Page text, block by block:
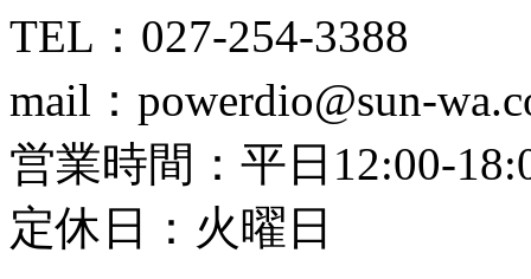
TEL：027-254-3388
mail：powerdio@sun-
営業時間：平日12:00-
定休日：火曜日